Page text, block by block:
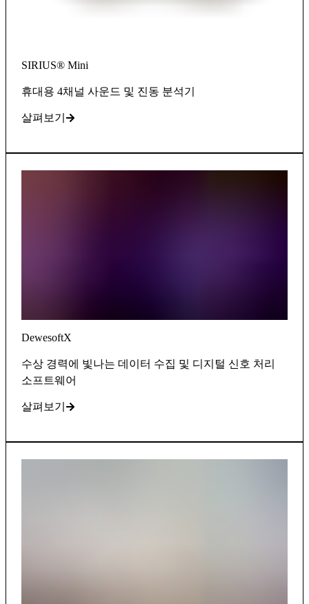
SIRIUS® Mini
휴대용 4채널 사운드 및 진동 분석기
살펴보기
DewesoftX
수상 경력에 빛나는 데이터 수집 및 디지털 신호 처리
소프트웨어
살펴보기